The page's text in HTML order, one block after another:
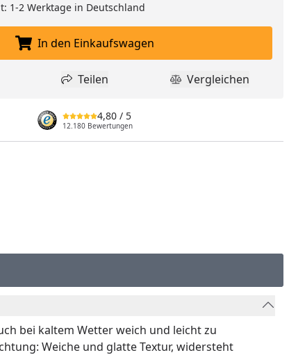
1-2 Werktage in Deutschland
In den Einkaufswagen legen
In den Einkaufswagen
Wunschliste hinzufügen
Teilen
Teilen Produkt
Vergleichen
4,80 / 5
12.180 Bewertungen
bei kaltem Wetter weich und leicht zu
Weiche und glatte Textur, widersteht